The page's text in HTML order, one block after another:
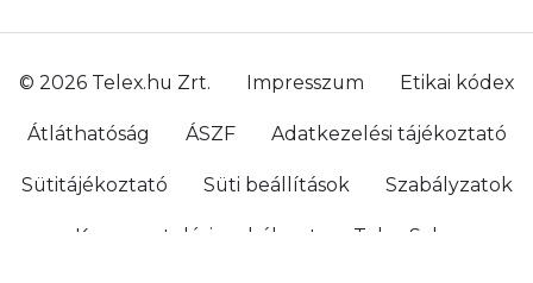
© 2026 Telex.hu Zrt. Impresszum Etikai kódex
Átláthatóság ÁSZF Adatkezelési tájékoztató
Sütitájékoztató Süti beállítások Szabályzatok
Kommentelési szabályzat Telex Sales